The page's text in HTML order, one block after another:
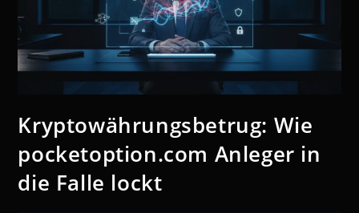
Kryptowährungsbetrug: Wie
pocketoption.com Anleger in
die Falle lockt